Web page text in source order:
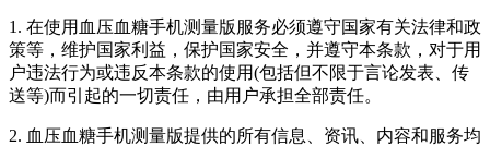
1. 在使用血压血糖手机测量版服务必须遵守国家有关法律和政
策等，维护国家利益，保护国家安全，并遵守本条款，对于用
户违法行为或违反本条款的使用(包括但不限于言论发表、传
送等)而引起的一切责任，由用户承担全部责任。
2. 血压血糖手机测量版提供的所有信息、资讯、内容和服务均